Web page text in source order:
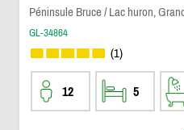
Péninsule Bruce / Lac huron,
GL-34864
(1)
12 5